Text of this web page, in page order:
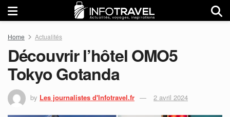
Home Actualités
Découvrir l’hôtel OMO5
Tokyo Gotanda
by Les journalistes d'Infotravel.fr 2 avril 2024